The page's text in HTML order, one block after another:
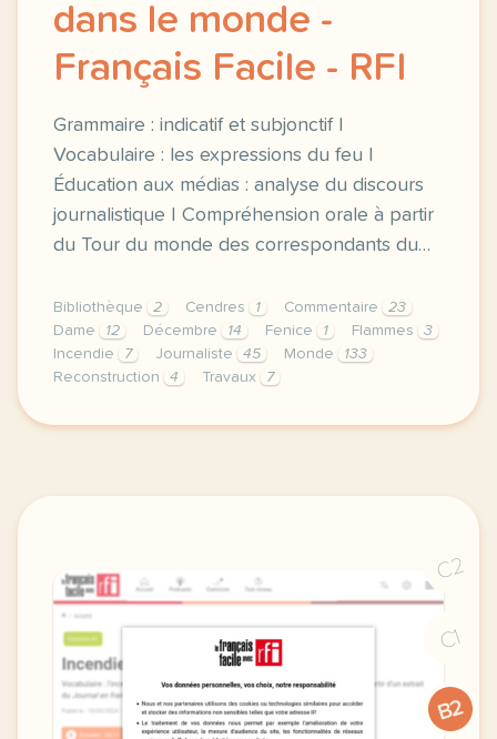
dans le monde -
Français Facile - RFI
Grammaire : indicatif et subjonctif |
Vocabulaire : les expressions du feu |
Éducation aux médias : analyse du discours
journalistique | Compréhension orale à partir
du Tour du monde des correspondants du…
Bibliothèque 2 Cendres 1 Commentaire
23
Dame
12 Décembre 14 Fenice 1 Flammes
3
Incendie
7 Journaliste 45 Monde
133
Reconstruction
4 Travaux 7
exercice c1 c2 les grands monuments incendies
C2
C1
B2